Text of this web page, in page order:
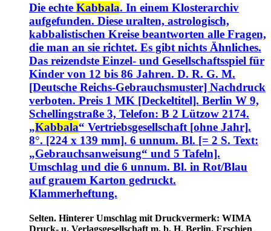
Die echte Kabbala. In einem Klosterarchiv
aufgefunden. Diese uralten, astrologisch,
kabbalistischen Kreise beantworten alle Fragen,
die man an sie richtet. Es gibt nichts Ähnliches.
Das reizendste Einzel- und Gesellschaftsspiel für
Kinder von 12 bis 86 Jahren. D. R. G. M.
[Deutsche Reichs-Gebrauchsmuster] Nachdruck
verboten. Preis 1 MK [Deckeltitel]. Berlin W 9,
Schellingstraße 3, Telefon: B 2 Lützow 2174.
„Kabbala“ Vertriebsgesellschaft [ohne Jahr].
8°. [224 x 139 mm]. 6 unnum. Bl. [= 2 S. Text:
„Gebrauchsanweisung“ und 5 Tafeln].
Umschlag und die 6 unnum. Bl. in Rot/Blau
auf grauem Karton gedruckt.
Klammerheftung.
Selten. Hinterer Umschlag mit Druckvermerk: WIMA
Druck- u. Verlagsgesellschaft m. b. H. Berlin. Erschien